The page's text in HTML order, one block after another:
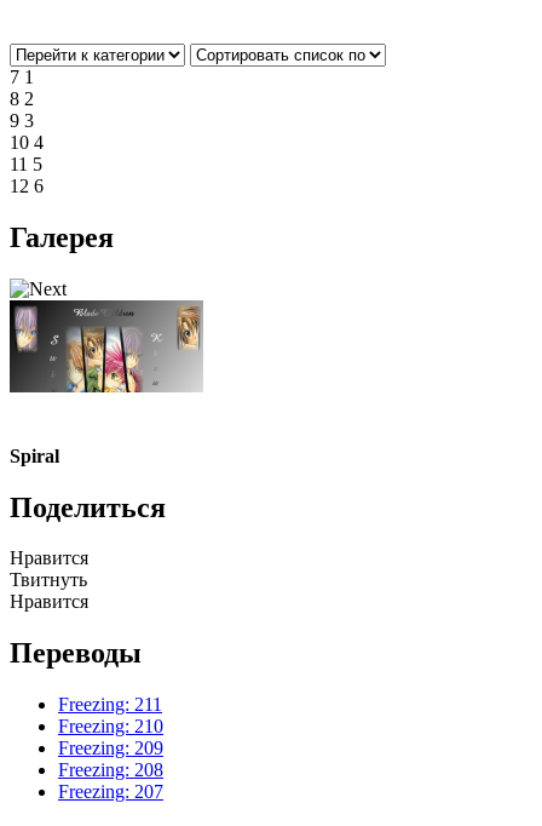
7 1
8 2
9 3
10 4
11 5
12 6
Галерея
Spiral
Поделиться
Нравится
Твитнуть
Нравится
Переводы
Freezing: 211
Freezing: 210
Freezing: 209
Freezing: 208
Freezing: 207